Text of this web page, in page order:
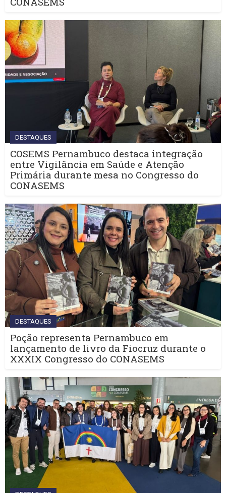
DESTAQUES
COSEMS Pernambuco destaca integração
entre Vigilância em Saúde e Atenção
Primária durante mesa no Congresso do
CONASEMS
DESTAQUES
Poção representa Pernambuco em
lançamento de livro da Fiocruz durante o
XXXIX Congresso do CONASEMS